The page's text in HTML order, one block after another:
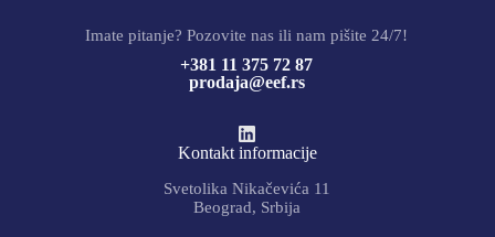
Imate pitanje? Pozovite nas ili nam pišite 24/7!
+381 11 375 72 87
prodaja@eef.rs
Kontakt informacije
Svetolika Nikačevića 11
Beograd, Srbija